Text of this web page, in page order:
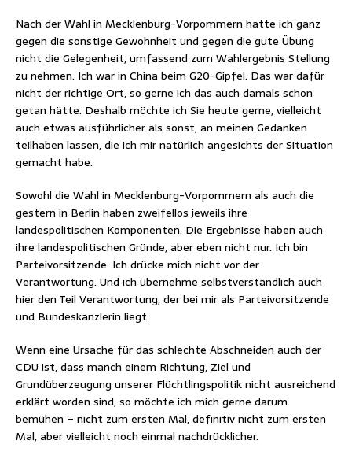
Nach der Wahl in Mecklenburg-Vorpommern hatte ich ganz
gegen die sonstige Gewohnheit und gegen die gute Übung
nicht die Gelegenheit, umfassend zum Wahlergebnis Stellung
zu nehmen. Ich war in China beim G20-Gipfel. Das war dafür
nicht der richtige Ort, so gerne ich das auch damals schon
getan hätte. Deshalb möchte ich Sie heute gerne, vielleicht
auch etwas ausführlicher als sonst, an meinen Gedanken
teilhaben lassen, die ich mir natürlich angesichts der Situation
gemacht habe.
Sowohl die Wahl in Mecklenburg-Vorpommern als auch die
gestern in Berlin haben zweifellos jeweils ihre
landespolitischen Komponenten. Die Ergebnisse haben auch
ihre landespolitischen Gründe, aber eben nicht nur. Ich bin
Parteivorsitzende. Ich drücke mich nicht vor der
Verantwortung. Und ich übernehme selbstverständlich auch
hier den Teil Verantwortung, der bei mir als Parteivorsitzende
und Bundeskanzlerin liegt.
Wenn eine Ursache für das schlechte Abschneiden auch der
CDU ist, dass manch einem Richtung, Ziel und
Grundüberzeugung unserer Flüchtlingspolitik nicht ausreichend
erklärt worden sind, so möchte ich mich gerne darum
bemühen – nicht zum ersten Mal, definitiv nicht zum ersten
Mal, aber vielleicht noch einmal nachdrücklicher.